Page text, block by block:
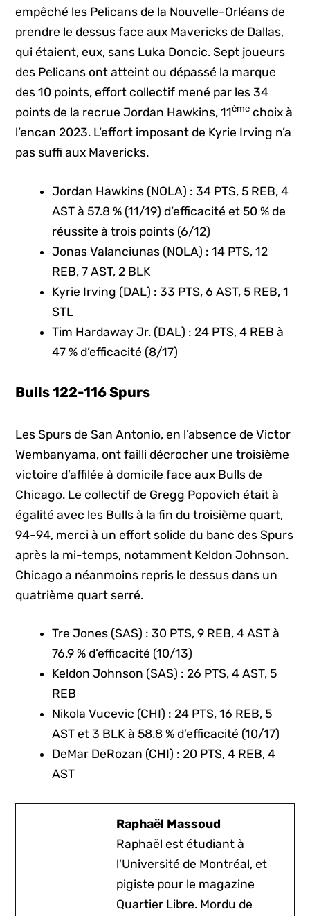
empêché les Pelicans de la Nouvelle-Orléans de
prendre le dessus face aux Mavericks de Dallas,
qui étaient, eux, sans Luka Doncic. Sept joueurs
des Pelicans ont atteint ou dépassé la marque
des 10 points, effort collectif mené par les 34
points de la recrue Jordan Hawkins, 11ème choix à
l’encan 2023. L’effort imposant de Kyrie Irving n’a
pas suffi aux Mavericks.
Jordan Hawkins (NOLA) : 34 PTS, 5 REB, 4
AST à 57.8 % (11/19) d’efficacité et 50 % de
réussite à trois points (6/12)
Jonas Valanciunas (NOLA) : 14 PTS, 12
REB, 7 AST, 2 BLK
Kyrie Irving (DAL) : 33 PTS, 6 AST, 5 REB, 1
STL
Tim Hardaway Jr. (DAL) : 24 PTS, 4 REB à
47 % d’efficacité (8/17)
Bulls 122-116 Spurs
Les Spurs de San Antonio, en l’absence de Victor
Wembanyama, ont failli décrocher une troisième
victoire d’affilée à domicile face aux Bulls de
Chicago. Le collectif de Gregg Popovich était à
égalité avec les Bulls à la fin du troisième quart,
94-94, merci à un effort solide du banc des Spurs
après la mi-temps, notamment Keldon Johnson.
Chicago a néanmoins repris le dessus dans un
quatrième quart serré.
Tre Jones (SAS) : 30 PTS, 9 REB, 4 AST à
76.9 % d’efficacité (10/13)
Keldon Johnson (SAS) : 26 PTS, 4 AST, 5
REB
Nikola Vucevic (CHI) : 24 PTS, 16 REB, 5
AST et 3 BLK à 58.8 % d’efficacité (10/17)
DeMar DeRozan (CHI) : 20 PTS, 4 REB, 4
AST
Raphaël Massoud
Raphaël est étudiant à
l'Université de Montréal, et
pigiste pour le magazine
Quartier Libre. Mordu de